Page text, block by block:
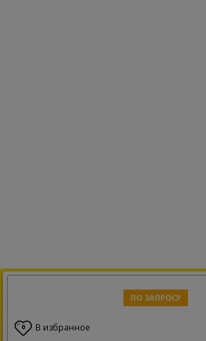
ПО ЗАПРОСУ
0 В избранное